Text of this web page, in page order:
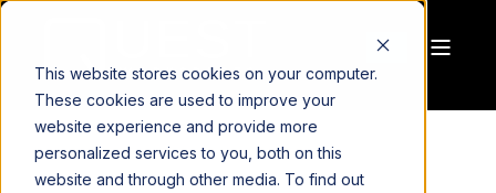
This website stores cookies on your computer.
These cookies are used to improve your
website experience and provide more
personalized services to you, both on this
website and through other media. To find out